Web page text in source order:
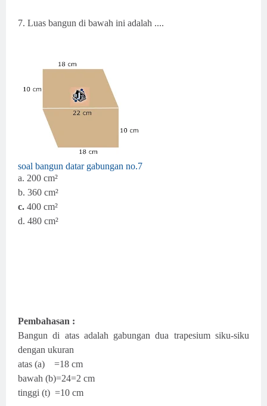
7. Luas bangun di bawah ini adalah ....
soal bangun datar gabungan no.7
a. 200 cm²
b. 360 cm²
c. 400 cm²
d. 480 cm²
Pembahasan :
Bangun di atas adalah gabungan dua trapesium siku-siku
dengan ukuran
atas (a) =18 cm
bawah (b)=24=2 cm
tinggi (t) =10 cm